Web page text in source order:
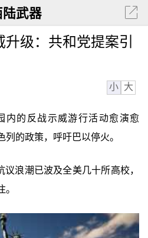
陆武器
级：共和党提案引
小 大
内的反战示威游行活动愈演愈
的政策，呼吁巴以停火。
议浪潮已波及全美几十所高校，